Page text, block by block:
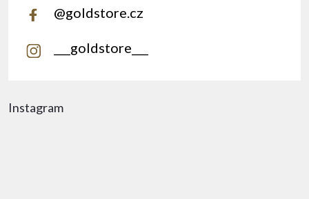
Instagram
@goldstore.cz
___goldstore___